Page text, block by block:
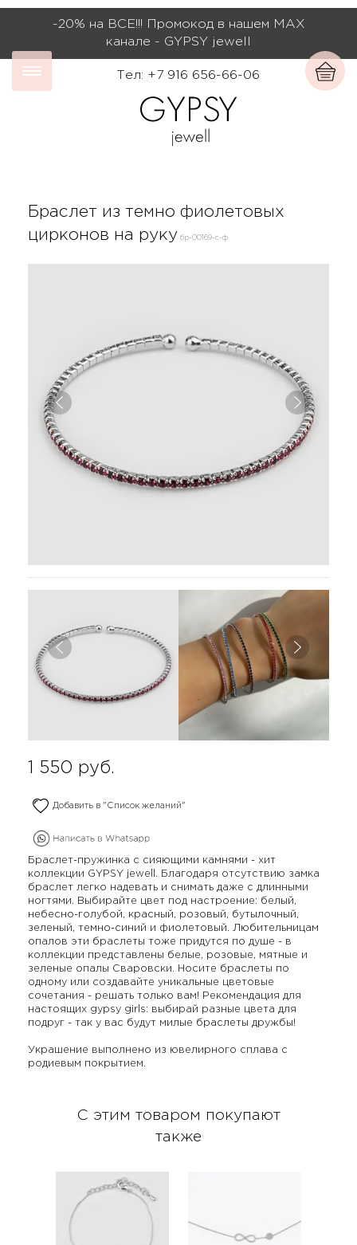
-20% на ВСЕ!!! Промокод в нашем МАХ
канале - GYPSY jewell
Тел: +7 916 656-66-06
Браслет из темно фиолетовых
цирконов на руку бр-00169-с-ф
1 550 руб.
Добавить в "Список желаний"
Браслет-пружинка с сияющими камнями - хит
коллекции GYPSY jewell. Благодаря отсутствию замка
браслет легко надевать и снимать даже с длинными
ногтями. Выбирайте цвет под настроение: белый,
небесно-голубой, красный, розовый, бутылочный,
зеленый, темно-синий и фиолетовый. Любительницам
опалов эти браслеты тоже придутся по душе - в
коллекции представлены белые, розовые, мятные и
зеленые опалы Сваровски. Носите браслеты по
одному или создавайте уникальные цветовые
сочетания - решать только вам! Рекомендация для
настоящих gypsy girls: выбирай разные цвета для
подруг - так у вас будут милые браслеты дружбы!
Украшение выполнено из ювелирного сплава с
родиевым покрытием.
С этим товаром покупают
также